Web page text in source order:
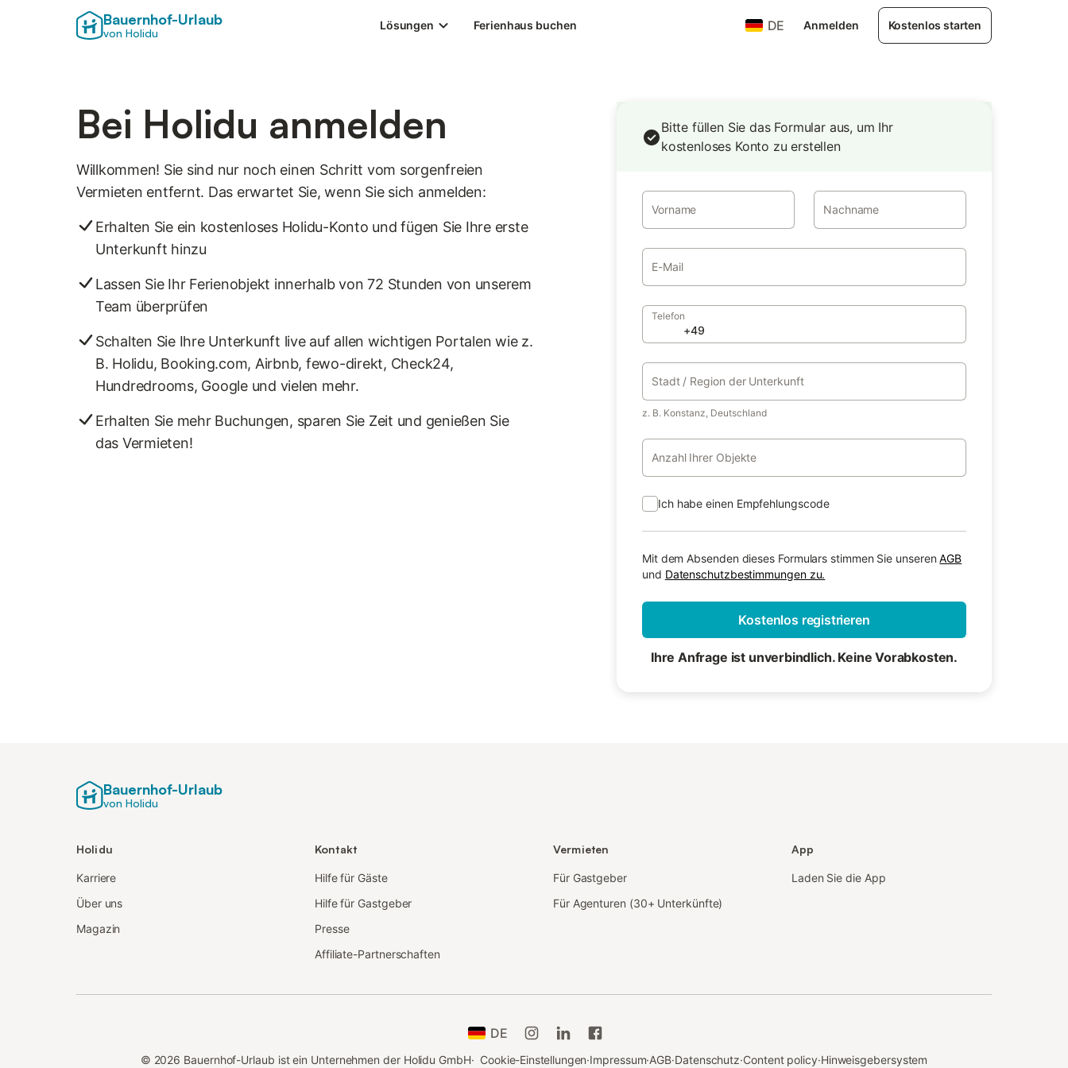
Bauernhof-Urlaub
von Holidu
Lösungen Ferienhaus buchen DE Anmelden Kostenlos starten
Bei Holidu anmelden
Willkommen! Sie sind nur noch einen Schritt vom sorgenfreien
Vermieten entfernt. Das erwartet Sie, wenn Sie sich anmelden:
Erhalten Sie ein kostenloses Holidu-Konto und fügen Sie Ihre erste
Unterkunft hinzu
Lassen Sie Ihr Ferienobjekt innerhalb von 72 Stunden von unserem
Team überprüfen
Schalten Sie Ihre Unterkunft live auf allen wichtigen Portalen wie z.
B. Holidu, Booking.com, Airbnb, fewo-direkt, Check24,
Hundredrooms, Google und vielen mehr.
Erhalten Sie mehr Buchungen, sparen Sie Zeit und genießen Sie
das Vermieten!
Bitte füllen Sie das Formular aus, um Ihr
kostenloses Konto zu erstellen
Vorname Nachname
E-Mail
Telefon
z. B. Konstanz, Deutschland
Stadt / Region der Unterkunft
Anzahl Ihrer Objekte
Ich habe einen Empfehlungscode
Mit dem Absenden dieses Formulars stimmen Sie unseren AGB
und Datenschutzbestimmungen zu.
Kostenlos registrieren
Ihre Anfrage ist unverbindlich. Keine Vorabkosten.
Bauernhof-Urlaub
von Holidu
Holidu
Karriere
Über uns
Magazin
Kontakt
Hilfe für Gäste
Hilfe für Gastgeber
Presse
Affiliate-Partnerschaften
Vermieten
Für Gastgeber
Für Agenturen (30+ Unterkünfte)
App
Laden Sie die App
DE
© 2026 Bauernhof-Urlaub ist ein Unternehmen der Holidu GmbH· Cookie-Einstellungen·Impressum·AGB·Datenschutz·Content policy·Hinweisgebersystem